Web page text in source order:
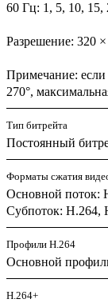
60 Гц: 1, 5, 10, 15,
Разрешение: 320
Примечание: если
270°,
Тип битрейта
Постоянный
Форматы сжатия
Основной поток:
Субпоток: H.264,
Профили H.264
Основной
H.264+